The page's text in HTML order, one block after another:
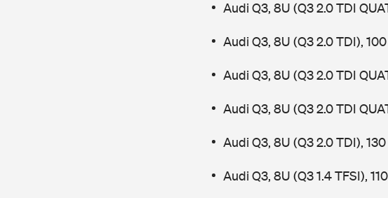
Audi Q3, 8U (Q3 2.0 TDI
Audi Q3, 8U (Q3 2.0 TDI),
Audi Q3, 8U (Q3 2.0 TDI
Audi Q3, 8U (Q3 2.0 TDI
Audi Q3, 8U (Q3 2.0 TDI),
Audi Q3, 8U (Q3 1.4 TFSI),